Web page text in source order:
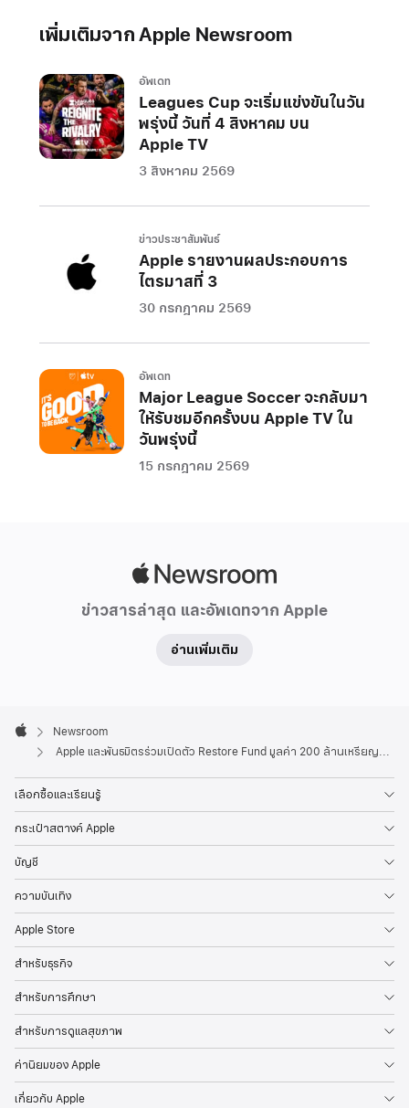
เพิ่มเติมจาก Apple Newsroom
อัพเดท
Leagues Cup จะเริ่มแข่งขันในวัน
พรุ่งนี้ วันที่ 4 สิงหาคม บน
Apple TV
3 สิงหาคม 2569
ข่าวประชาสัมพันธ์
Apple รายงานผลประกอบการ
ไตรมาสที่ 3
30 กรกฎาคม 2569
อัพเดท
Major League Soccer จะกลับมา
ให้รับชมอีกครั้งบน Apple TV ใน
วันพรุ่งนี้
15 กรกฎาคม 2569
ข่าวสารล่าสุด และอัพเดทจาก Apple
อ่านเพิ่มเติม
Footer

Apple
Newsroom
Apple และพันธมิตรร่วมเปิดตัว Restore Fund มูลค่า 200 ล้านเหรียญสหรัฐเป็นครั้งแรก
เลือกซื้อและเรียนรู้
กระเป๋าสตางค์ Apple
บัญชี
ความบันเทิง
Apple Store
สำหรับธุรกิจ
สำหรับการศึกษา
สำหรับการดูแลสุขภาพ
ค่านิยมของ Apple
เกี่ยวกับ Apple